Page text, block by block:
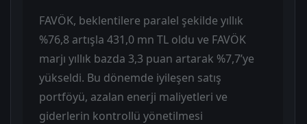
FAVÖK, beklentilere paralel şekilde yıllık
%76,8 artışla 431,0 mn TL oldu ve FAVÖK
marjı yıllık bazda 3,3 puan artarak %7,7’ye
yükseldi. Bu dönemde iyileşen satış
portföyü, azalan enerji maliyetleri ve
giderlerin kontrollü yönetilmesi